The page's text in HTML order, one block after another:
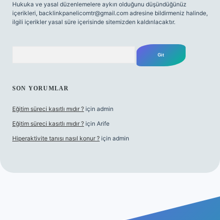
Hukuka ve yasal düzenlemelere aykırı olduğunu düşündüğünüz
içerikleri, backlinkpanelicomtr@gmail.com adresine bildirmeniz halinde,
ilgili içerikler yasal süre içerisinde sitemizden kaldırılacaktır.
SON YORUMLAR
Eğitim süreci kasıtlı mıdır ? için admin
Eğitim süreci kasıtlı mıdır ? için Arife
Hiperaktivite tanısı nasıl konur ? için admin